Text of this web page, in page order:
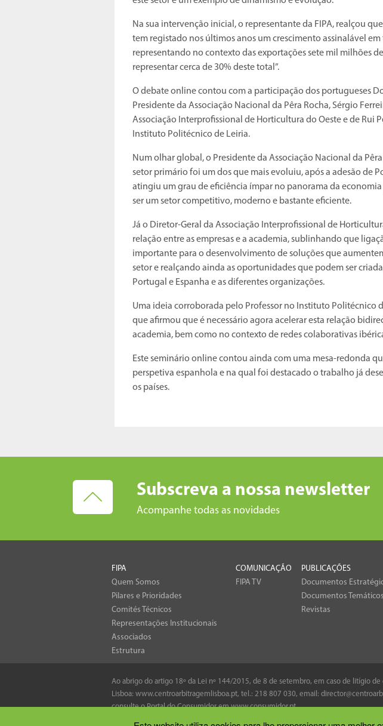
Na sua intervenção inicial, o representante da FIPA, realçou
tem registado nos últimos anos um crescimento assinalável
representando no contexto das exportações sete mil milhões
representar cerca de 30% deste total”.
O debate online contou com a participação dos portugueses
Presidente da Associação Nacional da Pêra Rocha, Sérgio
Associação Interprofissional de Horticultura do Oeste e de Rui
Instituto Politécnico de Leiria.
Num olhar global, o Presidente da Associação Nacional da
setor primário foi um dos que mais evoluiu, após a adesão de
atingiu um grau de eficiência ímpar no panorama da economia
ser um setor competitivo, moderno e bastante eficiente.
Já o Diretor-Geral da Associação Interprofissional de
relação entre as empresas e a academia, sublinhando que
importante para o desenvolvimento de soluções que
setor e realçando ainda as oportunidades que podem ser
Portugal e Espanha e as diferentes organizações.
Uma ideia corroborada pelo Professor no Instituto Politécnico
que afirmou que é necessário agora acelerar esta relação
academia, bem como no contexto de redes colaborativas
Este seminário online contou ainda com uma mesa-redonda
perspetiva espanhola e na qual foi destacado o trabalho já
os países.
Subscreva a nossa newsletter
Acompanhe todas as novidades
FIPA
Quem Somos
Pilares e Prioridades
Comités Técnicos
Representações Institucionais
Associados
Estrutura
COMUNICAÇÃO
FIPA TV
PUBLICAÇÕES
Documentos
Documentos Temáticos
Revistas
Ao abrigo do artigo 18º da Lei nº 144/2015, de 8 de setembro, em caso de litígio
Lisboa: www.centroarbitragemlisboa.pt, tel.: 218 807 030, email:
consulte o Portal do Consumidor emwww.consumidor.pt.